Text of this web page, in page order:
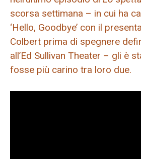
scorsa settimana – in cui ha
‘Hello, Goodbye’ con il
Colbert prima di spegnere
all’Ed Sullivan Theater – gli è
fosse più carino tra loro due.